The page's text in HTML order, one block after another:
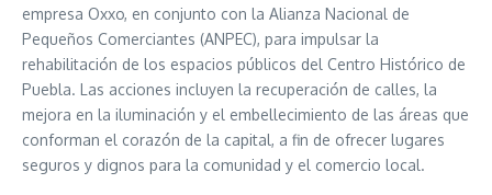
empresa Oxxo, en conjunto con la Alianza Nacional de
Pequeños Comerciantes (ANPEC), para impulsar la
rehabilitación de los espacios públicos del Centro Histórico de
Puebla. Las acciones incluyen la recuperación de calles, la
mejora en la iluminación y el embellecimiento de las áreas que
conforman el corazón de la capital, a fin de ofrecer lugares
seguros y dignos para la comunidad y el comercio local.